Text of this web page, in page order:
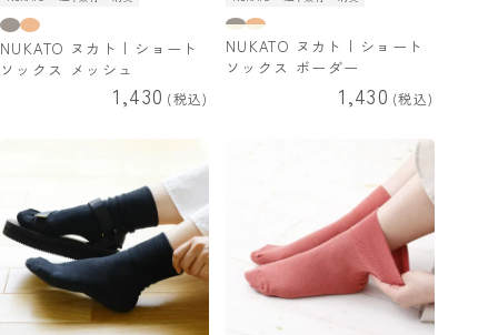
NUKATO ヌカト | ショート
ソックス メッシュ
1,430 税込
NUKATO ヌカト | ショート
ソックス ボーダー
1,430 税込